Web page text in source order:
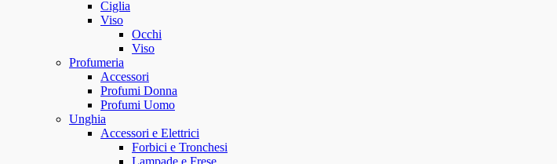
Ciglia
Viso
Occhi
Viso
Profumeria
Accessori
Profumi Donna
Profumi Uomo
Unghia
Accessori e Elettrici
Forbici e Tronchesi
Lampade e Frese